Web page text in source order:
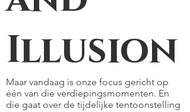
Illusion
Maar vandaag is onze focus gericht op
één van die verdiepingsmomenten. En
die gaat over de tijdelijke tentoonstelling